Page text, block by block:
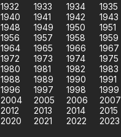
1932 1933 1934 1935
1940 1941 1942 1943
1948 1949 1950 1951
1956 1957 1958 1959
1964 1965 1966 1967
1972 1973 1974 1975
1980 1981 1982 1983
1988 1989 1990 1991
1996 1997 1998 1999
2004 2005 2006 2007
2012 2013 2014 2015
2020 2021 2022 2023